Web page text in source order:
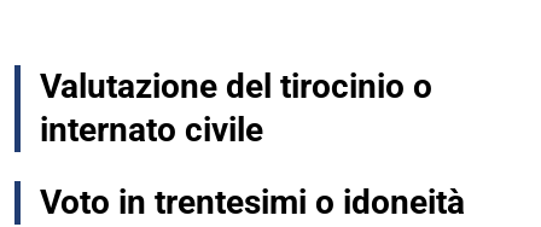
Valutazione del tirocinio o
internato civile
Voto in trentesimi o idoneità